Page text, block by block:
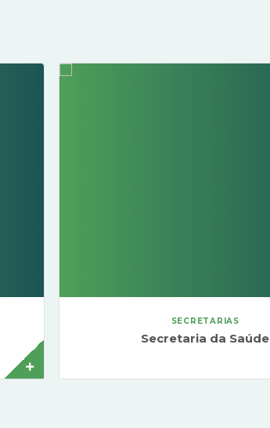
SECRETARIAS
Secretaria da Saúde